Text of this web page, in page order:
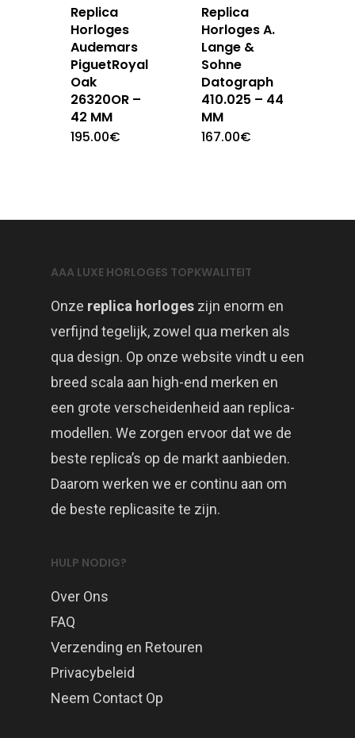
Replica
Horloges
Audemars
PiguetRoyal
Oak
26320OR –
42 MM
195.00€
Replica
Horloges A.
Lange &
Sohne
Datograph
410.025 – 44
MM
167.00€
AAA LUXE HORLOGES TOPKWALITEIT
Onze replica horloges zijn enorm en
verfijnd tegelijk, zowel qua merken als
qua design. Op onze website vindt u een
breed scala aan high-end merken en
een grote verscheidenheid aan replica-
modellen. We zorgen ervoor dat we de
beste replica’s op de markt aanbieden.
Daarom werken we er continu aan om
de beste replicasite te zijn.
HULP NODIG?
Over Ons
FAQ
Verzending en Retouren
Privacybeleid
Neem Contact Op